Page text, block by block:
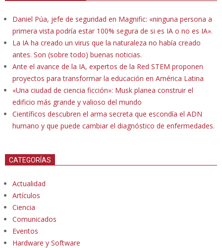
Daniel Púa, jefe de seguridad en Magnific: «ninguna persona a
primera vista podría estar 100% segura de si es IA o no es IA».
La IA ha creado un virus que la naturaleza no había creado
antes. Son (sobre todo) buenas noticias.
Ante el avance de la IA, expertos de la Red STEM proponen
proyectos para transformar la educación en América Latina
«Una ciudad de ciencia ficción»: Musk planea construir el
edificio más grande y valioso del mundo
Científicos descubren el arma secreta que escondía el ADN
humano y que puede cambiar el diagnóstico de enfermedades.
CATEGORÍAS
Actualidad
Artículos
Ciencia
Comunicados
Eventos
Hardware y Software